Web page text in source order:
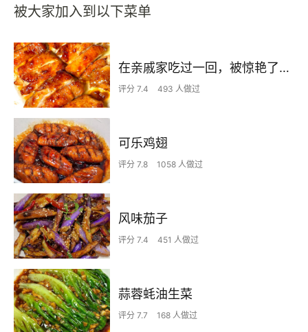
被大家加入到以下菜单
在亲戚家吃过一回，被惊艳了…
评分 7.4 493 人做过
可乐鸡翅
评分 7.8 1058 人做过
风味茄子
评分 7.4 451 人做过
蒜蓉蚝油生菜
评分 7.7 168 人做过